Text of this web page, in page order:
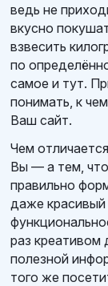
ведь не
вкусно
взвесить
по
самое и тут.
понимать, к
Ваш сайт.
Чем
Вы — а тем, что
правильно
даже красивый
раз креативом
полезной
того же